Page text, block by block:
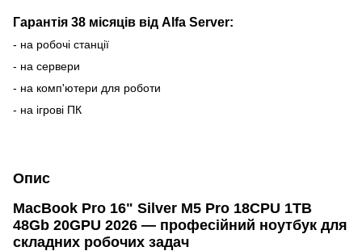
Гарантія 38 місяців від Alfa Server:
- на робочі станції
- на сервери
- на комп'ютери для роботи
- на ігрові ПК
Опис
MacBook Pro 16" Silver M5 Pro 18CPU 1TB
48Gb 20GPU 2026 — професійний ноутбук для
складних робочих задач